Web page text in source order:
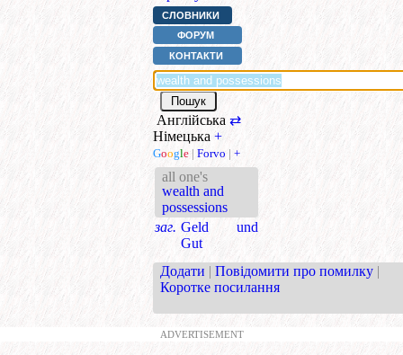
СЛОВНИКИ
ФОРУМ
КОНТАКТИ
Англійська ⇄
Німецька +
Google | Forvo | +
all one's
wealth and
possessions
заг. Geld und
Gut
Додати | Повідомити про помилку |
Коротке посилання
ADVERTISEMENT